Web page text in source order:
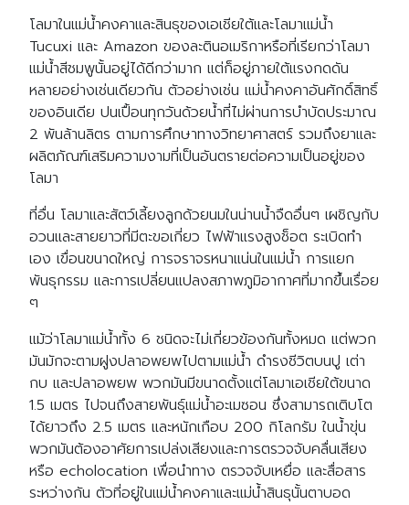
โลมาในแม่น้ำคงคาและสินธุของเอเชียใต้และโลมาแม่น้ำ
Tucuxi และ Amazon ของละตินอเมริกาหรือที่เรียกว่าโลมา
แม่น้ำสีชมพูนั้นอยู่ได้ดีกว่ามาก แต่ก็อยู่ภายใต้แรงกดดัน
หลายอย่างเช่นเดียวกัน ตัวอย่างเช่น แม่น้ำคงคาอันศักดิ์สิทธิ์
ของอินเดีย ปนเปื้อนทุกวันด้วยน้ำที่ไม่ผ่านการบำบัดประมาณ
2 พันล้านลิตร ตามการศึกษาทางวิทยาศาสตร์ รวมถึงยาและ
ผลิตภัณฑ์เสริมความงามที่เป็นอันตรายต่อความเป็นอยู่ของ
โลมา
ที่อื่น โลมาและสัตว์เลี้ยงลูกด้วยนมในน่านน้ำจืดอื่นๆ เผชิญกับ
อวนและสายยาวที่มีตะขอเกี่ยว ไฟฟ้าแรงสูงช็อต ระเบิดทำ
เอง เขื่อนขนาดใหญ่ การจราจรหนาแน่นในแม่น้ำ การแยก
พันธุกรรม และการเปลี่ยนแปลงสภาพภูมิอากาศที่มากขึ้นเรื่อย
ๆ
แม้ว่าโลมาแม่น้ำทั้ง 6 ชนิดจะไม่เกี่ยวข้องกันทั้งหมด แต่พวก
มันมักจะตามฝูงปลาอพยพไปตามแม่น้ำ ดำรงชีวิตบนปู เต่า
กบ และปลาอพยพ พวกมันมีขนาดตั้งแต่โลมาเอเชียใต้ขนาด
1.5 เมตร ไปจนถึงสายพันธุ์แม่น้ำอะเมซอน ซึ่งสามารถเติบโต
ได้ยาวถึง 2.5 เมตร และหนักเกือบ 200 กิโลกรัม ในน้ำขุ่น
พวกมันต้องอาศัยการเปล่งเสียงและการตรวจจับคลื่นเสียง
หรือ echolocation เพื่อนำทาง ตรวจจับเหยื่อ และสื่อสาร
ระหว่างกัน ตัวที่อยู่ในแม่น้ำคงคาและแม่น้ำสินธุนั้นตาบอด